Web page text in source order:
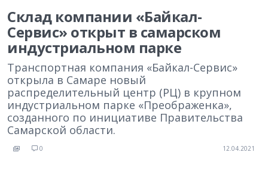
Склад компании «Байкал-
Сервис» открыт в самарском
индустриальном парке
Транспортная компания «Байкал-Сервис»
открыла в Самаре новый
распределительный центр (РЦ) в крупном
индустриальном парке «Преображенка»,
созданного по инициативе Правительства
Самарской области.
0 12.04.2021